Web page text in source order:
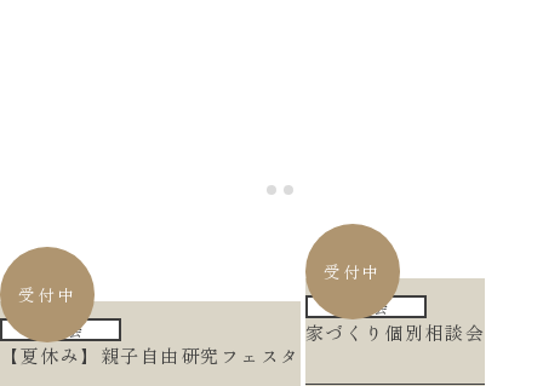
受付中
勉強会
【夏休み】親子自由研究フェスタ
受付中
相談会
家づくり個別相談会